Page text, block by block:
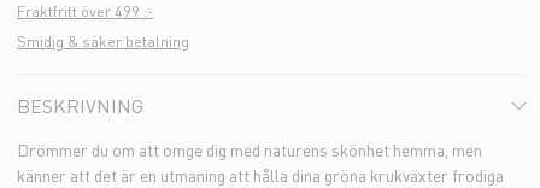
Fraktfritt över 499 :-
Smidig & säker betalning
BESKRIVNING
Drömmer du om att omge dig med naturens skönhet hemma, men
känner att det är en utmaning att hålla dina gröna krukväxter frodiga